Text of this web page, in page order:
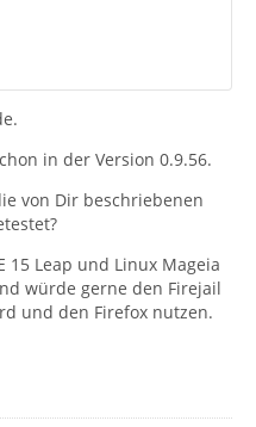
in der Version 0.9.56.
von Dir beschriebenen
15 Leap und Linux Mageia
würde gerne den Firejail
und den Firefox nutzen.